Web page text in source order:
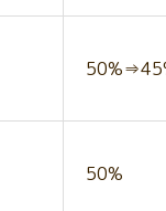
50%